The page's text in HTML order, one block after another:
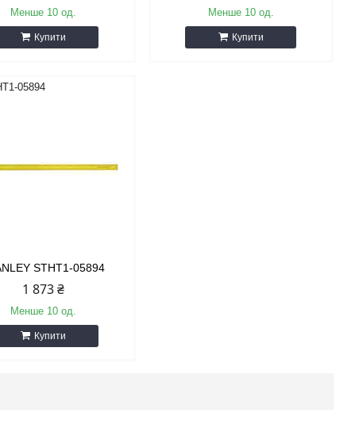
Менше 10 од.
Купити
Менше 10 од.
Купити
05894
STHT1-05894
1 873 ₴
Менше 10 од.
Купити